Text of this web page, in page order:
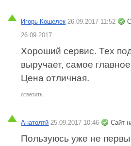
Игорь Кошелек 26.09.2017 11:52
26.09.2017
Хороший сервис. Тех
выручает, самое
Цена отличная.
ответить
Анатолтй 25.09.2017 10:46 Сайт
Пользуюсь уже не